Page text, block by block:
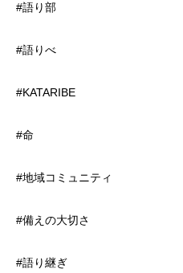
#語り部
#語りべ
#KATARIBE
#命
#地域コミュニティ
#備えの大切さ
#語り継ぎ